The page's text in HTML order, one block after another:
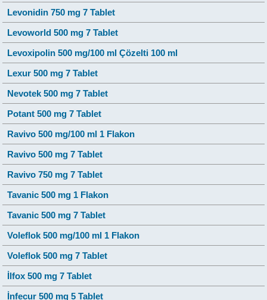
Levonidin 750 mg 7 Tablet
Levoworld 500 mg 7 Tablet
Levoxipolin 500 mg/100 ml Çözelti 100 ml
Lexur 500 mg 7 Tablet
Nevotek 500 mg 7 Tablet
Potant 500 mg 7 Tablet
Ravivo 500 mg/100 ml 1 Flakon
Ravivo 500 mg 7 Tablet
Ravivo 750 mg 7 Tablet
Tavanic 500 mg 1 Flakon
Tavanic 500 mg 7 Tablet
Voleflok 500 mg/100 ml 1 Flakon
Voleflok 500 mg 7 Tablet
İlfox 500 mg 7 Tablet
İnfecur 500 mg 5 Tablet